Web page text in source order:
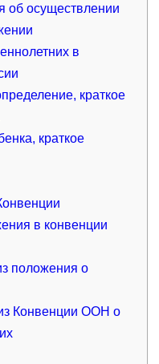
об осуществлении
в
краткое
краткое
в конвенции
положения о
Конвенции ООН о